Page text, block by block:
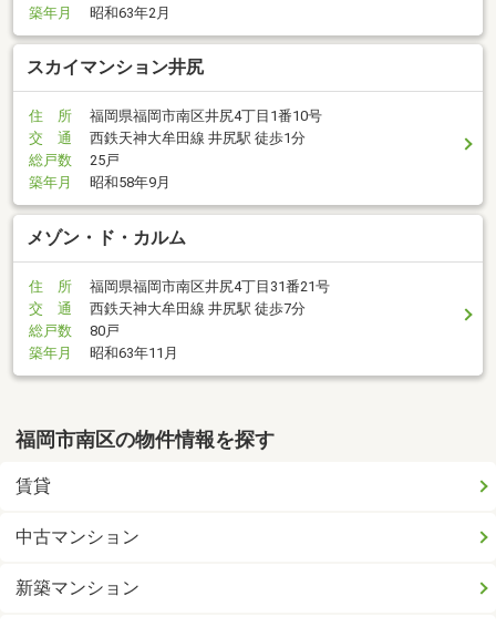
築年月
昭和63年2月
スカイマンション井尻
住 所
福岡県福岡市南区井尻4丁目1番10号
交 通
西鉄天神大牟田線 井尻駅 徒歩1分
総戸数
25戸
築年月
昭和58年9月
メゾン・ド・カルム
住 所
福岡県福岡市南区井尻4丁目31番21号
交 通
西鉄天神大牟田線 井尻駅 徒歩7分
総戸数
80戸
築年月
昭和63年11月
福岡市南区の物件情報を探す
賃貸
中古マンション
新築マンション